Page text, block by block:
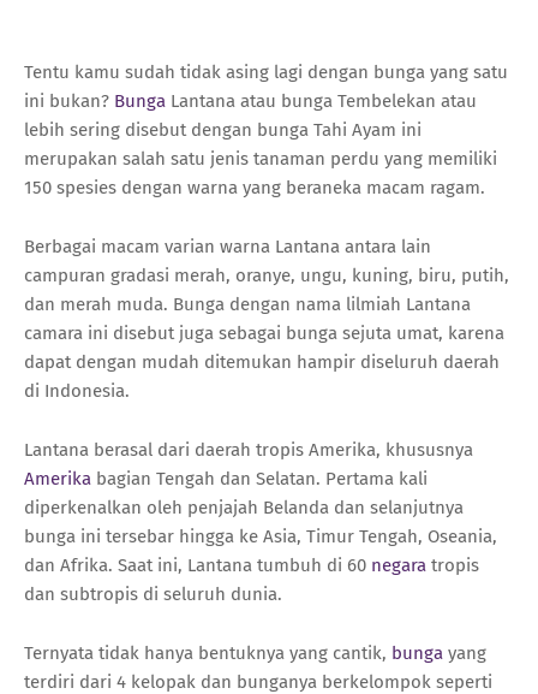
Tentu kamu sudah tidak asing lagi dengan bunga yang satu
ini bukan? Bunga Lantana atau bunga Tembelekan atau
lebih sering disebut dengan bunga Tahi Ayam ini
merupakan salah satu jenis tanaman perdu yang memiliki
150 spesies dengan warna yang beraneka macam ragam.
Berbagai macam varian warna Lantana antara lain
campuran gradasi merah, oranye, ungu, kuning, biru, putih,
dan merah muda. Bunga dengan nama lilmiah Lantana
camara ini disebut juga sebagai bunga sejuta umat, karena
dapat dengan mudah ditemukan hampir diseluruh daerah
di Indonesia.
Lantana berasal dari daerah tropis Amerika, khususnya
Amerika bagian Tengah dan Selatan. Pertama kali
diperkenalkan oleh penjajah Belanda dan selanjutnya
bunga ini tersebar hingga ke Asia, Timur Tengah, Oseania,
dan Afrika. Saat ini, Lantana tumbuh di 60 negara tropis
dan subtropis di seluruh dunia.
Ternyata tidak hanya bentuknya yang cantik, bunga yang
terdiri dari 4 kelopak dan bunganya berkelompok seperti